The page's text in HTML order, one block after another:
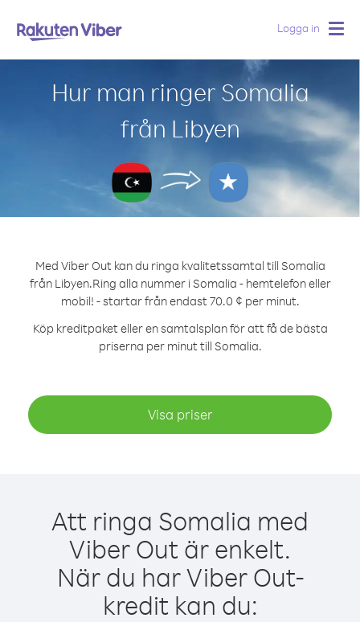
Logga in
Hur man ringer Somalia
från Libyen
Med Viber Out kan du ringa kvalitetssamtal till Somalia
från Libyen.Ring alla nummer i Somalia - hemtelefon eller
mobil! - startar från endast 70.0 ¢ per minut.
Köp kreditpaket eller en samtalsplan för att få de bästa
priserna per minut till Somalia.
Visa priser
Att ringa Somalia med
Viber Out är enkelt.
När du har Viber Out-
kredit kan du: